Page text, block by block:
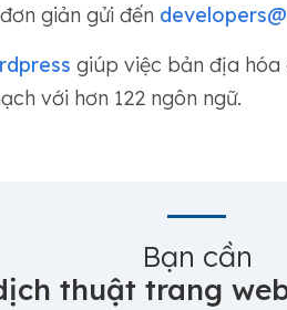
giản gửi đến
giúp việc bản địa
với hơn 122 ngôn ngữ.
Bạn cần
thuật trang